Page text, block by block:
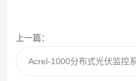
上一篇：